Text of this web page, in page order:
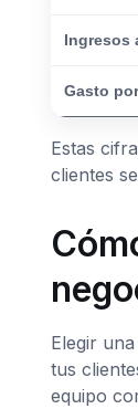
Ingresos
Gasto
Estas
clientes
Elegir
tus
equipo